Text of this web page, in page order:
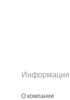
Информация
О компании